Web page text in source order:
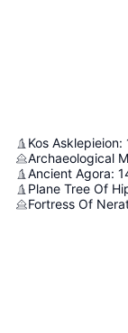
Kos Asklepieion:
Archaeological
Ancient Agora:
Plane Tree Of
Fortress Of